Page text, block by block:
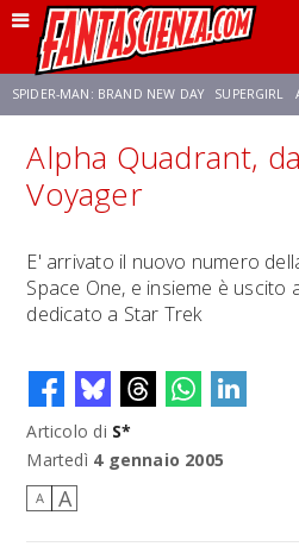
SPIDER-MAN: BRAND NEW DAY SUPERGIRL
FRANCO RICCIARDIELLO ZENDAYA STAR
Alpha Quadrant,
Voyager
E' arrivato il nuovo numero
Space One, e insieme è uscito
dedicato a Star Trek
Articolo di S*
Martedì 4 gennaio 2005
A A